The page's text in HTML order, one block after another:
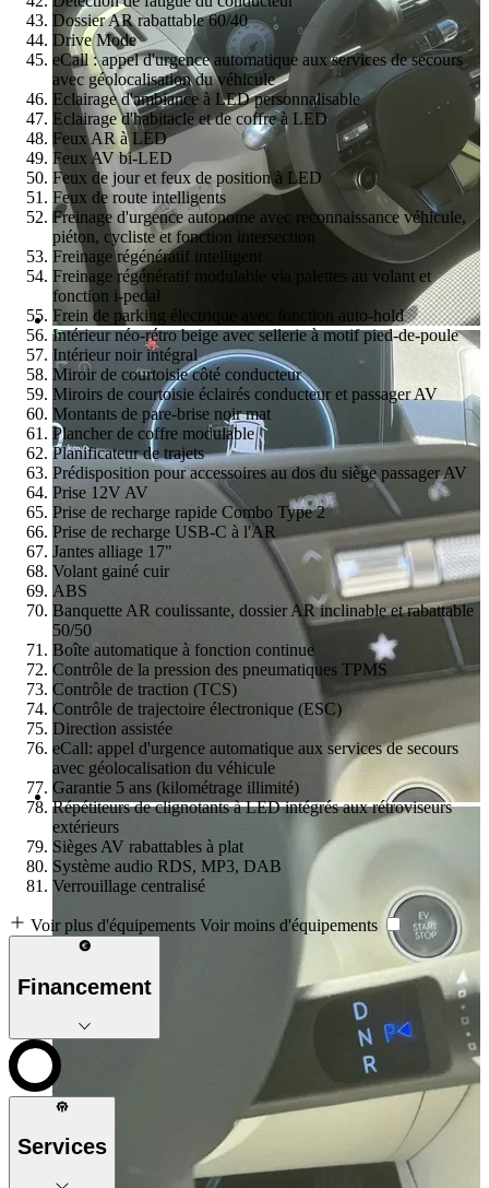
Dossier AR rabattable 60/40
Drive Mode
eCall : appel d'urgence automatique aux services de secours
avec géolocalisation du véhicule
Eclairage d'ambiance à LED personnalisable
Eclairage d'habitacle et de coffre à LED
Feux AR à LED
Feux AV bi-LED
Feux de jour et feux de position à LED
Feux de route intelligents
Freinage d'urgence autonome avec reconnaissance véhicule,
piéton, cycliste et fonction intersection
Freinage régénératif intelligent
Freinage régénératif modulable via palettes au volant et
fonction i-pedal
Frein de parking électrique avec fonction auto-hold
Intérieur néo-rétro beige avec sellerie à motif pied-de-poule
Intérieur noir intégral
Miroir de courtoisie côté conducteur
Miroirs de courtoisie éclairés conducteur et passager AV
Montants de pare-brise noir mat
Plancher de coffre modulable
Planificateur de trajets
Prédisposition pour accessoires au dos du siège passager AV
Prise 12V AV
Prise de recharge rapide Combo Type 2
Prise de recharge USB-C à l'AR
Jantes alliage 17"
Volant gainé cuir
ABS
Banquette AR coulissante, dossier AR inclinable et rabattable
50/50
Boîte automatique à fonction continue
Contrôle de la pression des pneumatiques TPMS
Contrôle de traction (TCS)
Contrôle de trajectoire électronique (ESC)
Direction assistée
eCall: appel d'urgence automatique aux services de secours
avec géolocalisation du véhicule
Garantie 5 ans (kilométrage illimité)
Répétiteurs de clignotants à LED intégrés aux rétroviseurs
extérieurs
Sièges AV rabattables à plat
Système audio RDS, MP3, DAB
Verrouillage centralisé
Voir plus d'équipements Voir moins d'équipements
Financement
Services